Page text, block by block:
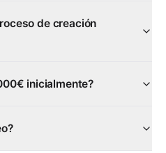
de creación
inicialmente?